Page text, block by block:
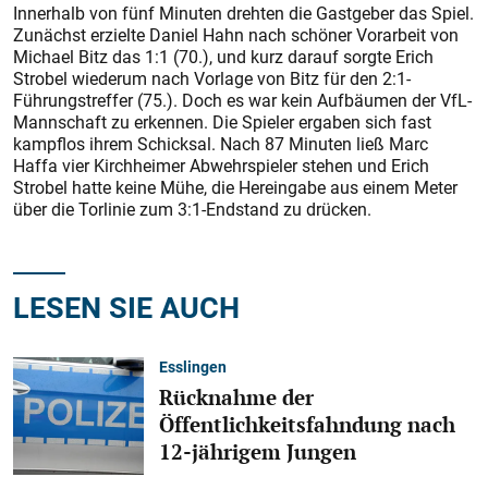
Innerhalb von fünf Minuten drehten die Gastgeber das Spiel.
Zunächst erzielte Daniel Hahn nach schöner Vorarbeit von
Michael Bitz das 1:1 (70.), und kurz darauf sorgte Erich
Strobel wiederum nach Vorlage von Bitz für den 2:1-
Führungstreffer (75.). Doch es war kein Aufbäumen der VfL-
Mannschaft zu erkennen. Die Spieler ergaben sich fast
kampflos ihrem Schicksal. Nach 87 Minuten ließ Marc
Haffa vier Kirchheimer Abwehrspieler stehen und Erich
Strobel hatte keine Mühe, die Hereingabe aus einem Meter
über die Torlinie zum 3:1-Endstand zu drücken.
LESEN SIE AUCH
Esslingen
Rücknahme der
Öffentlichkeitsfahndung nach
12-jährigem Jungen